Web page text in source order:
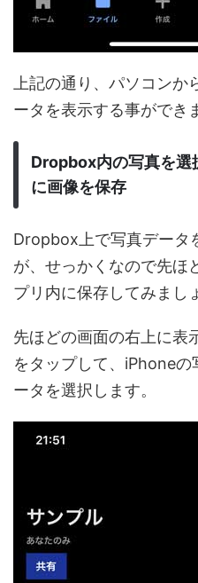
上記の通り、パソコンか
ータを表示する事ができ
Dropbox内の写真を
に画像を保存
Dropbox上で写真データ
が、せっかくなので先ほ
プリ内に保存してみまし
先ほどの画面の右上に表
をタップして、iPhone
ータを選択します。